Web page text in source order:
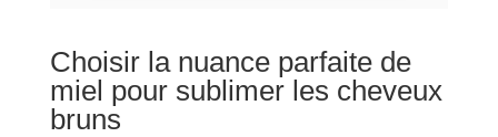
Choisir la nuance parfaite de
miel pour sublimer les cheveux
bruns